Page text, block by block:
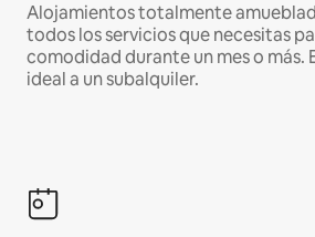
Alojamientos totalmente
todos los servicios que necesitas
comodidad durante un mes o más.
ideal a un subalquiler.